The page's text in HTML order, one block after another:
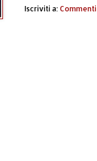
Iscriviti a: